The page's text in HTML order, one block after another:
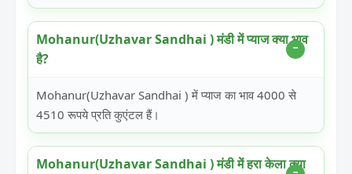
Mohanur(Uzhavar Sandhai ) मंडी में प्याज क्या भाव
है?
Mohanur(Uzhavar Sandhai ) में प्याज का भाव 4000 से
4510 रूपये प्रति कुएंटल हैं।
Mohanur(Uzhavar Sandhai ) मंडी में हरा केला क्या